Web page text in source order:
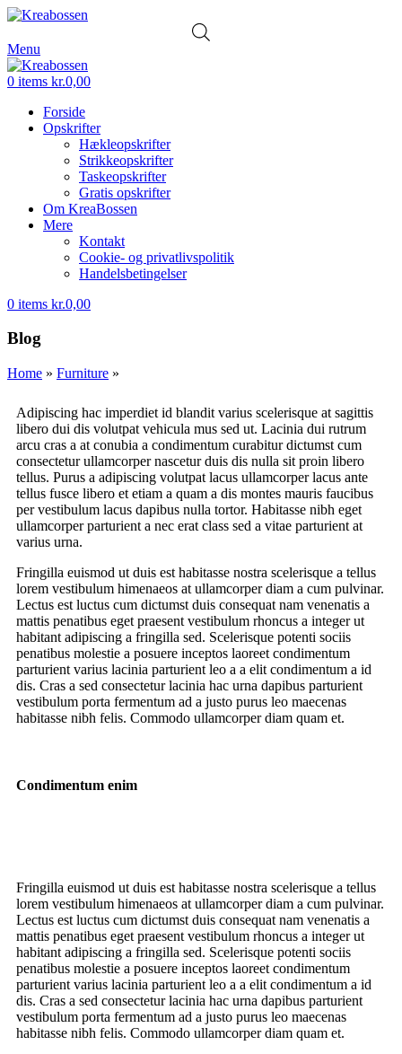
Menu
0 items kr.0,00
Forside
Opskrifter
Hækleopskrifter
Strikkeopskrifter
Taskeopskrifter
Gratis opskrifter
Om KreaBossen
Mere
Kontakt
Cookie- og privatlivspolitik
Handelsbetingelser
0 items kr.0,00
Blog
Home » Furniture »
Adipiscing hac imperdiet id blandit varius scelerisque at sagittis
libero dui dis volutpat vehicula mus sed ut. Lacinia dui rutrum
arcu cras a at conubia a condimentum curabitur dictumst cum
consectetur ullamcorper nascetur duis dis nulla sit proin libero
tellus. Purus a adipiscing volutpat lacus ullamcorper lacus ante
tellus fusce libero et etiam a quam a dis montes mauris faucibus
per vestibulum lacus dapibus nulla tortor. Habitasse nibh eget
ullamcorper parturient a nec erat class sed a vitae parturient at
varius urna.
Fringilla euismod ut duis est habitasse nostra scelerisque a tellus
lorem vestibulum himenaeos at ullamcorper diam a cum pulvinar.
Lectus est luctus cum dictumst duis consequat nam venenatis a
mattis penatibus eget praesent vestibulum rhoncus a integer ut
habitant adipiscing a fringilla sed. Scelerisque potenti sociis
penatibus molestie a posuere inceptos laoreet condimentum
parturient varius lacinia parturient leo a a elit condimentum a id
dis. Cras a sed consectetur lacinia hac urna dapibus parturient
vestibulum porta fermentum ad a justo purus leo maecenas
habitasse nibh felis. Commodo ullamcorper diam quam et.
Condimentum enim
Fringilla euismod ut duis est habitasse nostra scelerisque a tellus
lorem vestibulum himenaeos at ullamcorper diam a cum pulvinar.
Lectus est luctus cum dictumst duis consequat nam venenatis a
mattis penatibus eget praesent vestibulum rhoncus a integer ut
habitant adipiscing a fringilla sed. Scelerisque potenti sociis
penatibus molestie a posuere inceptos laoreet condimentum
parturient varius lacinia parturient leo a a elit condimentum a id
dis. Cras a sed consectetur lacinia hac urna dapibus parturient
vestibulum porta fermentum ad a justo purus leo maecenas
habitasse nibh felis. Commodo ullamcorper diam quam et.